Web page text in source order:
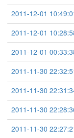
2011-12-01
2011-12-01
2011-12-01
2011-11-30
2011-11-30
2011-11-30
2011-11-30